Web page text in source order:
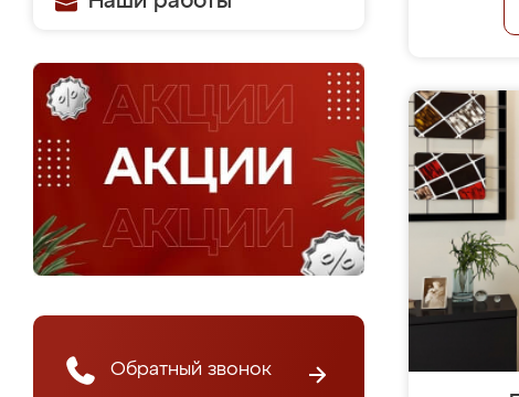
Обратный звонок